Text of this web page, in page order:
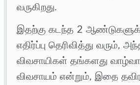
வருகிறது.
இதற்கு கடந்த 2
எதிர்ப்பு தெரிவித்து வரும்,
விவசாயிகள் தங்களது
விவசாயம் என்றும், இதை